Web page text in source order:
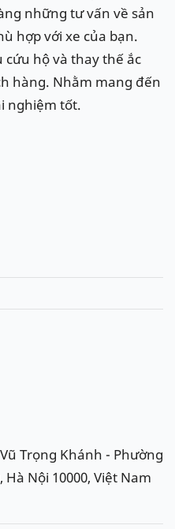
những tư vấn về sản
hợp với xe của bạn.
cứu hộ và thay thế ắc
hàng. Nhằm mang đến
nghiệm tốt.
Trọng Khánh - Phường
Nội 10000, Việt Nam